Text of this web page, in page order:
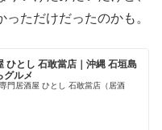
ただけだったのかも。
ひとし 石敢當店｜沖縄 石垣島
グルメ
門居酒屋 ひとし 石敢當店（居酒